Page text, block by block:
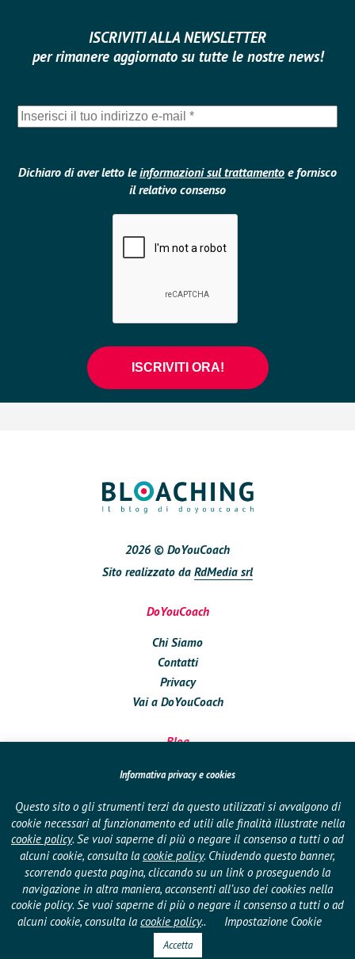
ISCRIVITI ALLA NEWSLETTER
per rimanere aggiornato su tutte le nostre news!
Dichiaro di aver letto leinformazioni sul trattamento e fornisco
il relativo consenso
2026 © DoYouCoach
Sito realizzato da RdMedia srl
DoYouCoach
Chi Siamo
Contatti
Privacy
Vai a DoYouCoach
Blog
Approfondimenti
In Azienda
Eventi
Pubblicazioni
Seguici su
Informativa privacy e cookies
Questo sito o gli strumenti terzi da questo utilizzati si avvalgono di
cookie necessari al funzionamento ed utili alle finalità illustrate nella
cookie policy. Se vuoi saperne di più o negare il consenso a tutti o ad
alcuni cookie, consulta la cookie policy. Chiudendo questo banner,
scorrendo questa pagina, cliccando su un link o proseguendo la
navigazione in altra maniera, acconsenti all’uso dei cookies nella
cookie policy. Se vuoi saperne di più o negare il consenso a tutti o ad
alcuni cookie, consulta la cookie policy.. Impostazione Cookie
Accetta